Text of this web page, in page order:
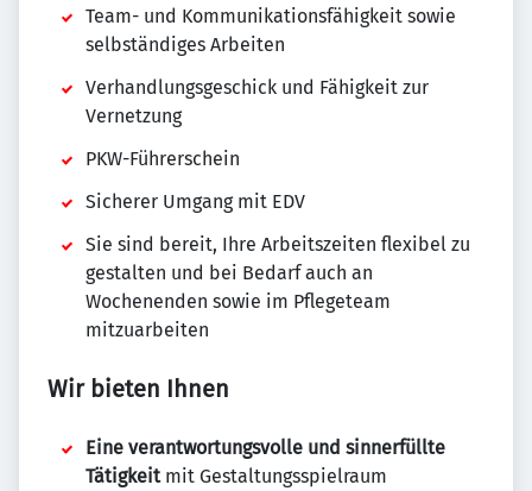
Team- und Kommunikationsfähigkeit sowie
selbständiges Arbeiten
Verhandlungsgeschick und Fähigkeit zur
Vernetzung
PKW-Führerschein
Sicherer Umgang mit EDV
Sie sind bereit, Ihre Arbeitszeiten flexibel zu
gestalten und bei Bedarf auch an
Wochenenden sowie im Pflegeteam
mitzuarbeiten
Wir bieten Ihnen
Eine verantwortungsvolle und sinnerfüllte
Tätigkeitmit Gestaltungsspielraum